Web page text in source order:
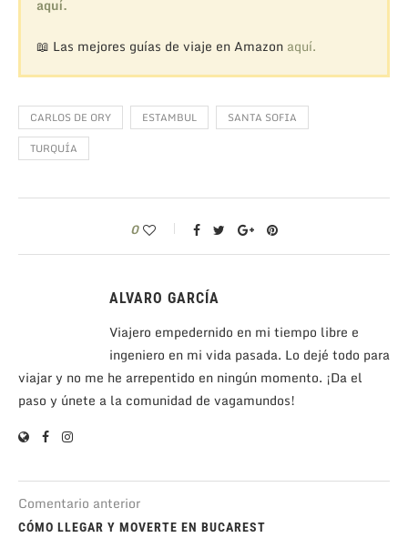
aquí.
📖 Las mejores guías de viaje en Amazon aquí.
CARLOS DE ORY ESTAMBUL
SANTA SOFIA
TURQUÍA
0
ALVARO GARCÍA
Viajero empedernido en mi tiempo libre e
ingeniero en mi vida pasada. Lo dejé todo para
viajar y no me he arrepentido en ningún momento. ¡Da el
paso y únete a la comunidad de vagamundos!
Comentario anterior
CÓMO LLEGAR Y MOVERTE EN BUCAREST